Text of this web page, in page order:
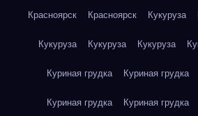
Красноярск Красноярск Кукуруза
Кукуруза Кукуруза Кукуруза
Куриная грудка Куриная грудка
Куриная грудка Куриная грудка